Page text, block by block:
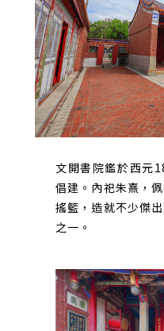
文開書院鑑於西元
倡建。內祀朱熹，
搖籃，造就不少傑
之一。